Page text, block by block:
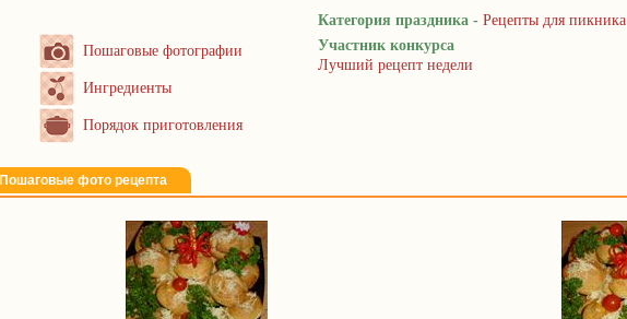
Пошаговые фотографии
Ингредиенты
Порядок приготовления
Категория праздника - Рецепты для пикника
Участник конкурса
Лучший рецепт недели
Пошаговые фото рецепта